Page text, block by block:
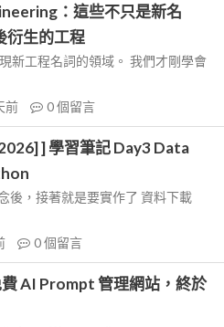
：這些不只是新名
衍生的工程
新工程名詞的領域。 我們才剛學會
前 0個留言
] 學習筆記 Day3 Data
後，接著就是要實作了 資料下載
0個留言
費 AI Prompt 管理網站，終於